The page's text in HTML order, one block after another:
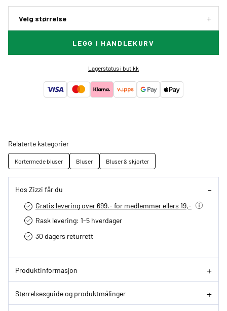
Velg størrelse
LEGG I HANDLEKURV
Lagerstatus i butikk
Relaterte kategorier
Kortermede bluser Bluser Bluser & skjorter
Hos Zizzi får du
Gratis levering over 699.- for medlemmer ellers 19,-
Rask levering: 1-5 hverdager
30 dagers returrett
Produktinformasjon
Størrelsesguide og produktmålinger